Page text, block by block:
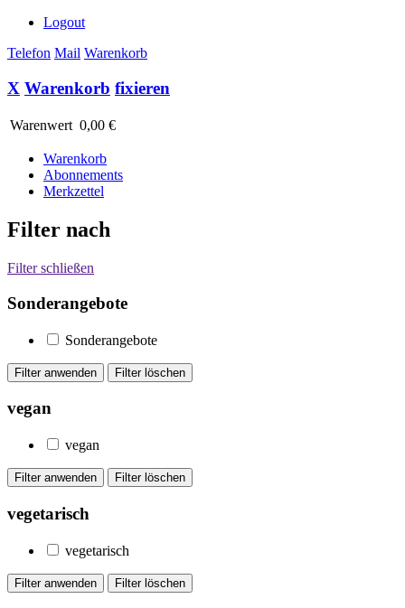
Logout
Telefon Mail Warenkorb
X Warenkorb fixieren
Warenwert 0,00 €
Warenkorb
Abonnements
Merkzettel
Filter nach
Filter schließen
Sonderangebote
Sonderangebote
vegan
vegan
vegetarisch
vegetarisch